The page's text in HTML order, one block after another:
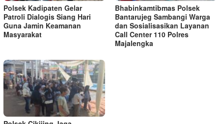
Polsek Kadipaten Gelar
Patroli Dialogis Siang Hari
Guna Jamin Keamanan
Masyarakat
Bhabinkamtibmas Polsek
Bantarujeg Sambangi Warga
dan Sosialisasikan Layanan
Call Center 110 Polres
Majalengka